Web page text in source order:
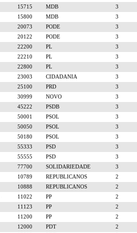
15715 MDB 3
15800 MDB 3
20073 PODE 3
20122 PODE 3
22200 PL 3
22210 PL 3
22800 PL 3
23003 CIDADANIA 3
25100 PRD 3
30999 NOVO 3
45222 PSDB 3
50001 PSOL 3
50050 PSOL 3
50180 PSOL 3
55333 PSD 3
55555 PSD 3
77700 SOLIDARIEDADE 3
10789 REPUBLICANOS 2
10888 REPUBLICANOS 2
11022 PP 2
11123 PP 2
11200 PP 2
12000 PDT 2